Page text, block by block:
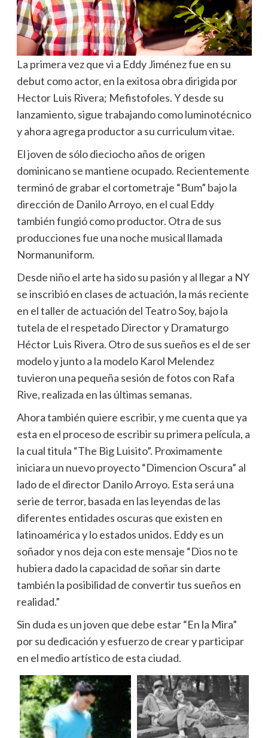
La primera vez que vi a Eddy Jiménez fue en su
debut como actor, en la exitosa obra dirigida por
Hector Luis Rivera; Mefistofoles. Y desde su
lanzamiento, sigue trabajando como luminotécnico
y ahora agrega productor a su curriculum vitae.
El joven de sólo dieciocho años de origen
dominicano se mantiene ocupado. Recientemente
terminó de grabar el cortometraje “Bum” bajo la
dirección de Danilo Arroyo, en el cual Eddy
también fungió como productor. Otra de sus
producciones fue una noche musical llamada
Normanuniform.
Desde niño el arte ha sido su pasión y al llegar a NY
se inscribió en clases de actuación, la más reciente
en el taller de actuación del Teatro Soy, bajo la
tutela de el respetado Director y Dramaturgo
Héctor Luis Rivera. Otro de sus sueños es el de ser
modelo y junto a la modelo Karol Melendez
tuvieron una pequeña sesión de fotos con Rafa
Rive, realizada en las últimas semanas.
Ahora también quiere escribir, y me cuenta que ya
esta en el proceso de escribir su primera película, a
la cual titula “The Big Luisito”. Proximamente
iniciara un nuevo proyecto “Dimencion Oscura” al
lado de el director Danilo Arroyo. Esta será una
serie de terror, basada en las leyendas de las
diferentes entidades oscuras que existen en
latinoamérica y lo estados unidos. Eddy es un
soñador y nos deja con este mensaje “Dios no te
hubiera dado la capacidad de soñar sin darte
también la posibilidad de convertir tus sueños en
realidad.”
Sin duda es un joven que debe estar “En la Mira”
por su dedicación y esfuerzo de crear y participar
en el medio artístico de esta ciudad.